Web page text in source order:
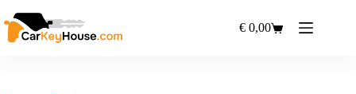
naar
de
Winkelwagen
€ 0,00